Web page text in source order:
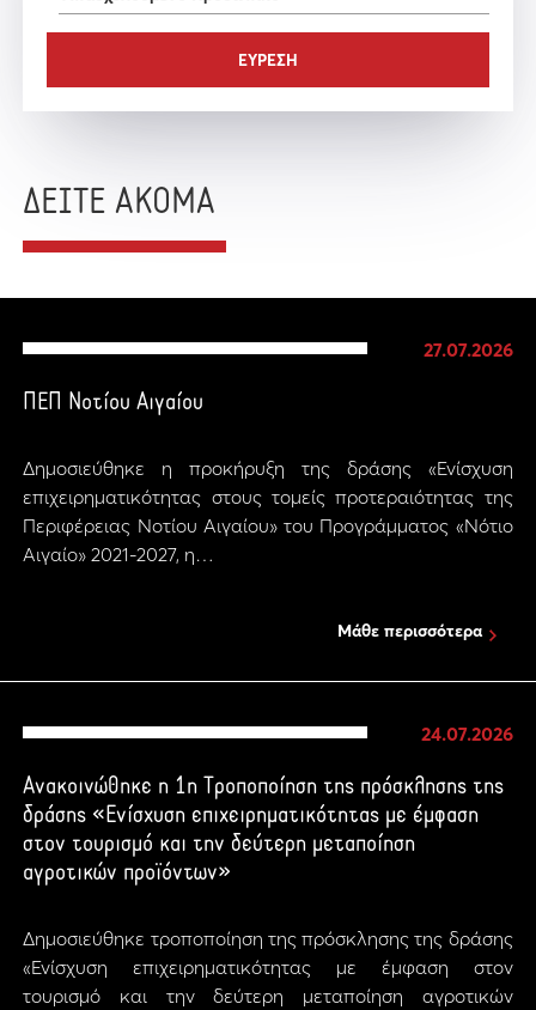
ΔΕΙΤΕ ΑΚΟΜΑ
27.07.2026
ΠΕΠ Νοτίου Αιγαίου
Δημοσιεύθηκε η προκήρυξη της δράσης «Ενίσχυση
επιχειρηματικότητας στους τομείς προτεραιότητας της
Περιφέρειας Νοτίου Αιγαίου» του Προγράμματος «Νότιο
Αιγαίο» 2021-2027, η…
Μάθε περισσότερα
24.07.2026
Ανακοινώθηκε η 1η Τροποποίηση της πρόσκλησης της
δράσης «Ενίσχυση επιχειρηματικότητας με έμφαση
στον τουρισμό και την δεύτερη μεταποίηση
αγροτικών προϊόντων»
Δημοσιεύθηκε τροποποίηση της πρόσκλησης της δράσης
«Ενίσχυση επιχειρηματικότητας με έμφαση στον
τουρισμό και την δεύτερη μεταποίηση αγροτικών